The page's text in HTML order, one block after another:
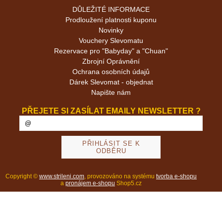
DŮLEŽITÉ INFORMACE
Prodloužení platnosti kuponu
Novinky
Vouchery Slevomatu
Rezervace pro "Babyday" a "Chuan"
Zbrojní Oprávnění
Ochrana osobních údajů
Dárek Slevomat - objednat
Napište nám
PŘEJETE SI ZASÍLAT EMAILY NEWSLETTER ?
Copyright © www.strileni.com, provozováno na systému tvorba e-shopu
a pronájem e-shopu Shop5.cz